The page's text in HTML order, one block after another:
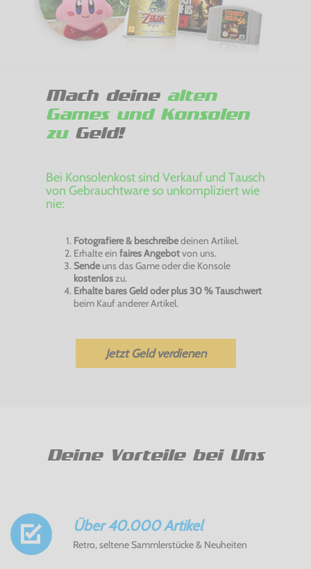
Mach deine alten
Games und Konsolen
zuGeld!
Bei Konsolenkost sind Verkauf und Tausch
von Gebrauchtware so unkompliziert wie
nie:
Fotografiere & beschreibedeinen Artikel.
Erhalte ein faires Angebotvon uns.
Sendeuns das Game oder die Konsole
kostenloszu.
Erhalte bares Geld oder plus 30 % Tauschwert
beim Kauf anderer Artikel.
Jetzt Geld verdienen
Deine Vorteile bei Uns
Über 40.000 Artikel
Retro, seltene Sammlerstücke & Neuheiten